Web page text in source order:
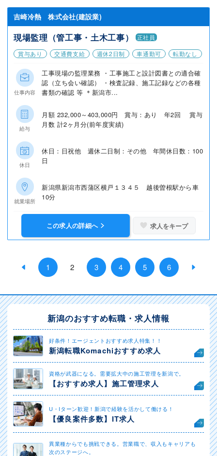
吉崎冷熱 株式会社(建設業)
現場監理（管工事・土木工事）
正社員
賞与あり
交通費支給 週休2日制 車通勤可 転勤なし
仕事内容
工事現場の監理業務 ・工事施工と設計図書との適合確
認（立ち会い確認） ・検査記録、施工記録などの各種
書類の確認 等 ＊新潟市...
給与
月額 232,000～403,000円 賞与：あり 年2回 賞与
月数 計2ヶ月分(前年度実績)
休日
休日：日祝他 週休二日制：その他 年間休日数：100
日
就業場所
新潟県新潟市西蒲区横戸１３４５ 越後曽根駅から車
10分
この求人の詳細へ 求人をキープ
1 2 3 4 5 6
新潟のおすすめ転職・求人情報
好条件！エージェントおすすめ求人特集！！
新潟転職Komachiおすすめ求人
資格が武器になる。需要拡大中の施工管理を新潟で。
【おすすめ求人】施工管理求人
U・Iターン歓迎！新潟で経験を活かして働ける！
【優良案件多数】IT求人
異業種からでも挑戦できる。営業職で、収入もキャリアも
次のステージへ。